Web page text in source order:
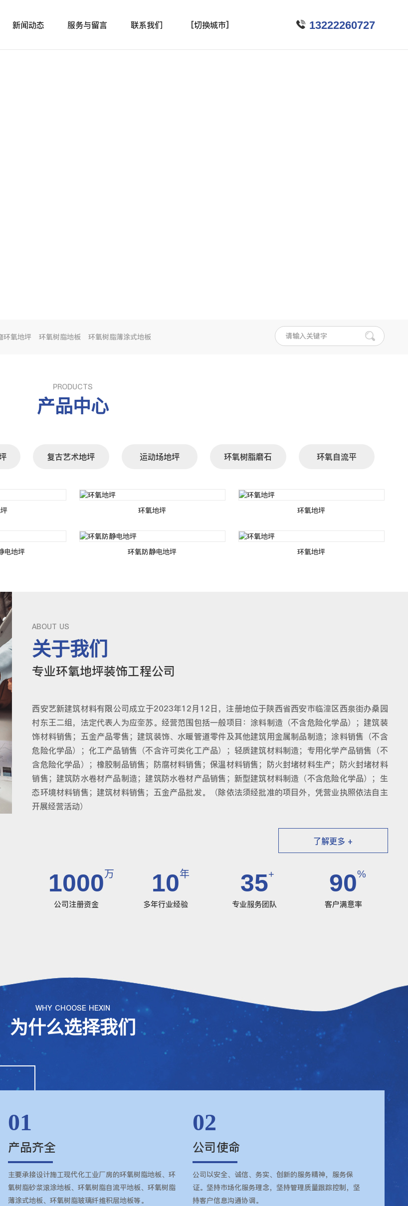
新闻动态 服务与留言 联系我们 [切换城市]  13222260727
环氧地坪 环氧树脂地板 环氧树脂薄涂式地板
PRODUCTS
产品中心
复古艺术地坪 运动场地坪 环氧树脂磨石 环氧自流平
环氧地坪 环氧地坪
电地坪 环氧防静电地坪 环氧地坪
ABOUT US
关于我们
专业环氧地坪装饰工程公司
西安艺新建筑材料有限公司成立于2023年12月12日，注册地位于陕西省西安市临潼区西泉街办桑园
村东王二组，法定代表人为应奎苏。经营范围包括一般项目：涂料制造（不含危险化学品）；建筑装
饰材料销售；五金产品零售；建筑装饰、水暖管道零件及其他建筑用金属制品制造；涂料销售（不含
危险化学品）；化工产品销售（不含许可类化工产品）；轻质建筑材料制造；专用化学产品销售（不
含危险化学品）；橡胶制品销售；防腐材料销售；保温材料销售；防火封堵材料生产；防火封堵材料
销售；建筑防水卷材产品制造；建筑防水卷材产品销售；新型建筑材料制造（不含危险化学品）；生
态环境材料销售；建筑材料销售；五金产品批发。（除依法须经批准的项目外，凭营业执照依法自主
开展经营活动）
了解更多 +
1000万
公司注册资金
10年
多年行业经验
35+
专业服务团队
90%
客户满意率
WHY CHOOSE HEXIN
为什么选择我们
01
产品齐全
主要承接设计施工现代化工业厂房的环氧树脂地板、环
氧树脂砂浆滚涂地板、环氧树脂自流平地板、环氧树脂
薄涂式地板、环氧树脂玻璃纤维积层地板等。
02
公司使命
公司以安全、诚信、务实、创新的服务精神，服务保
证。坚持市场化服务理念，坚持管理质量跟踪控制，坚
持客户信息沟通协调。